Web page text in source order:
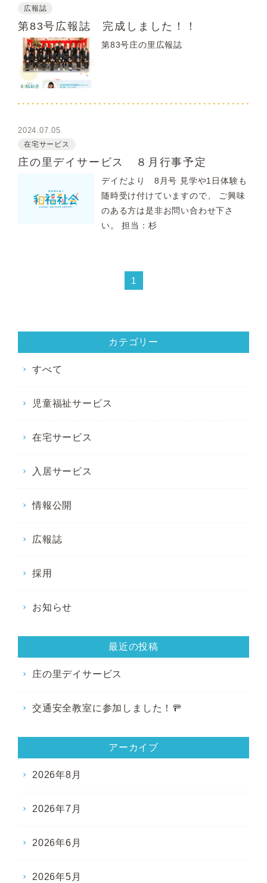
広報誌
第83号広報誌 完成しました！！
第83号庄の里広報誌
2024.07.05
在宅サービス
庄の里デイサービス ８月行事予定
デイだより 8月号 見学や1日体験も
随時受け付けていますので、 ご興味
のある方は是非お問い合わせ下さ
い。 担当：杉
1
カテゴリー
すべて
児童福祉サービス
在宅サービス
入居サービス
情報公開
広報誌
採用
お知らせ
最近の投稿
庄の里デイサービス
交通安全教室に参加しました！🚥
アーカイブ
2026年8月
2026年7月
2026年6月
2026年5月